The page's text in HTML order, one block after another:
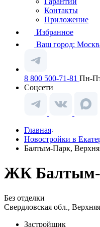
Контакты
Приложение
Избранное
Ваш город:
8 800 500-71-81 Пн-
Соцсети
Главная
Новостройки в
Балтым-Парк,
ЖК
Без отделки
Свердловская обл.,
Застройщик